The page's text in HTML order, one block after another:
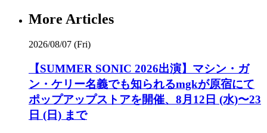
More Articles
2026/08/07 (Fri)
【SUMMER SONIC 2026出演】マシン・ガ
ン・ケリー名義でも知られるmgkが原宿にて
ポップアップストアを開催、8月12日 (水)〜23
日 (日) まで